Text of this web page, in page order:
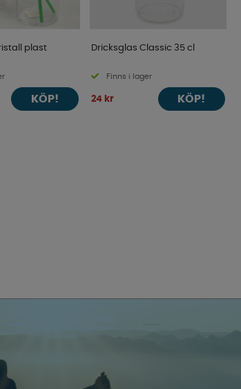
plast
KÖP!
Dricksglas Classic 35 cl
Finns i lager
24 kr KÖP!